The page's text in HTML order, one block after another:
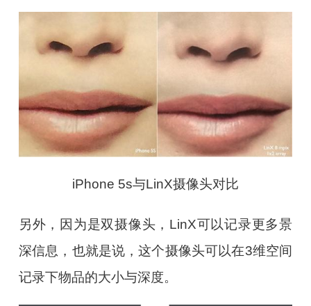
iPhone 5s与LinX摄像头对比
另外，因为是双摄像头，LinX可以记录更多景
深信息，也就是说，这个摄像头可以在3维空间
记录下物品的大小与深度。